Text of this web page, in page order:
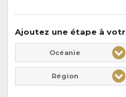
:
Ajoutez une étape à
Océanie
Région